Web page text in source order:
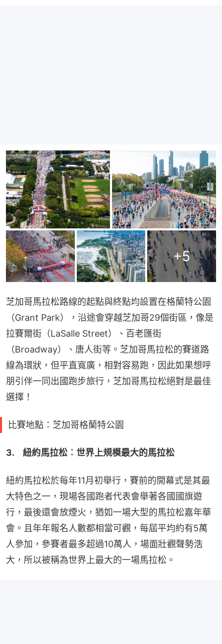
+5
芝加哥馬拉松路線的起點與終點均設置在格蘭特公園
（Grant Park），沿途會穿越芝加哥29個街區，像是
拉賽爾街（LaSalle Street）、百老匯街
（Broadway）、唐人街等。芝加哥馬拉松的賽道路
線為環狀，但平直寬廣，相對容易跑，因此如果想呼
朋引伴一同出國跑步旅行，芝加哥馬拉松絕對是最佳
選擇！
比賽地點：芝加哥格蘭特公園
3.　紐約馬拉松︰世界上規模最大的馬拉松
紐約馬拉松於每年11月初舉行，賽前的開幕式是其最
大特色之一，現場各國跑者代表會舉著各國國旗遊
行，最後還會放煙火，猶如一場大型的馬拉松嘉年華
會。且年年報名人數都相當可觀，每屆平均約有5萬
人參加，參賽者最多超過10萬人，場面壯觀聲勢浩
大，所以被稱為世界上最大的一場馬拉松。